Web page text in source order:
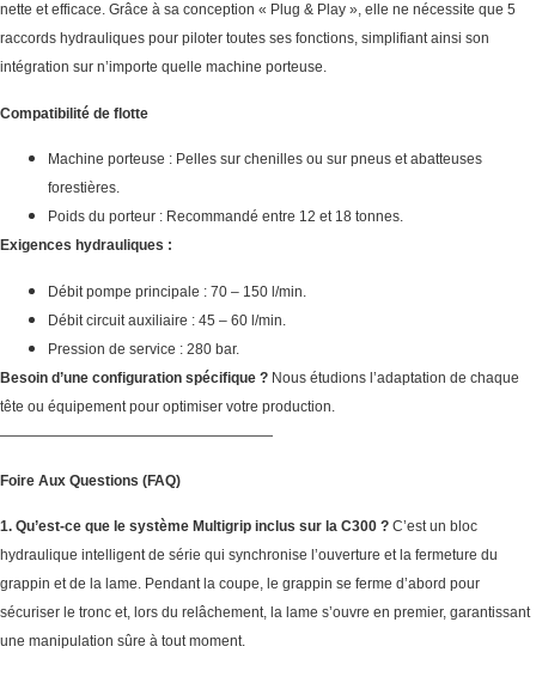
nette et efficace. Grâce à sa conception « Plug & Play », elle ne nécessite que 5
raccords hydrauliques pour piloter toutes ses fonctions, simplifiant ainsi son
intégration sur n’importe quelle machine porteuse.
Compatibilité de flotte
Machine porteuse : Pelles sur chenilles ou sur pneus et abatteuses
forestières.
Poids du porteur : Recommandé entre 12 et 18 tonnes.
Exigences hydrauliques :
Débit pompe principale : 70 – 150 l/min.
Débit circuit auxiliaire : 45 – 60 l/min.
Pression de service : 280 bar.
Besoin d’une configuration spécifique ? Nous étudions l’adaptation de chaque
tête ou équipement pour optimiser votre production.
———————————————————
Foire Aux Questions (FAQ)
1. Qu’est-ce que le système Multigrip inclus sur la C300 ? C’est un bloc
hydraulique intelligent de série qui synchronise l’ouverture et la fermeture du
grappin et de la lame. Pendant la coupe, le grappin se ferme d’abord pour
sécuriser le tronc et, lors du relâchement, la lame s’ouvre en premier, garantissant
une manipulation sûre à tout moment.